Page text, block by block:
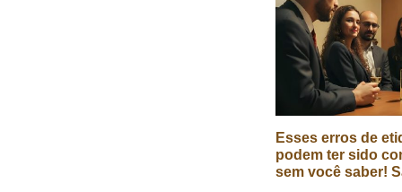
Esses erros de
podem ter sido
sem você saber!